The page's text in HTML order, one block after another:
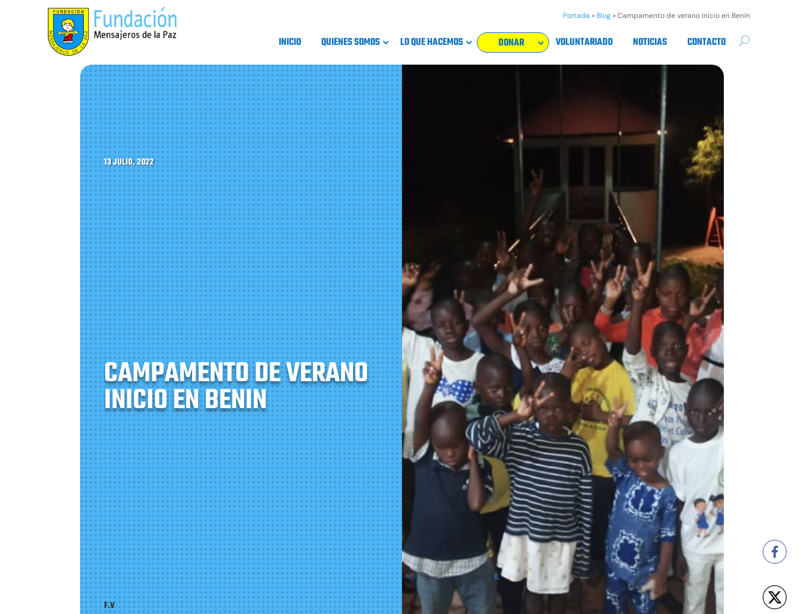
Portada » Blog »Campamento de verano inicio en Benin
INICIO QUIENES SOMOS LO QUE HACEMOS DONAR VOLUNTARIADO NOTICIAS CONTACTO
13 JULIO, 2022
CAMPAMENTO DE VERANO
INICIO EN BENIN
F.V